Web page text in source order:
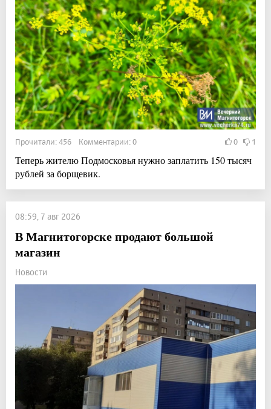
Прочитали: 456 Комментарии: 0 0 1
Теперь жителю Подмосковья нужно заплатить 150 тысяч
рублей за борщевик.
08:59, 7 авг 2026
В Магнитогорске продают большой
магазин
Новости